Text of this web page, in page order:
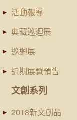
活動報導
典藏巡迴展
巡迴展
近期展覽預告
文創系列
2018新文創品